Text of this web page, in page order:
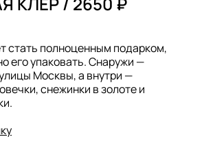
стать полноценным подарком,
его упаковать. Снаружи —
Москвы, а внутри —
снежинки в золоте и